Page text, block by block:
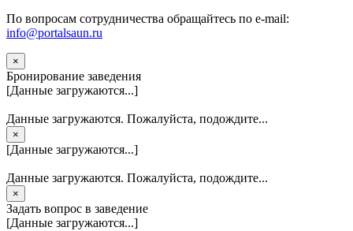
По вопросам сотрудничества обращайтесь по e-mail:
info@portalsaun.ru
×
Бронирование заведения
[Данные загружаются...]
Данные загружаются. Пожалуйста, подождите...
×
[Данные загружаются...]
Данные загружаются. Пожалуйста, подождите...
×
Задать вопрос в заведение
[Данные загружаются...]